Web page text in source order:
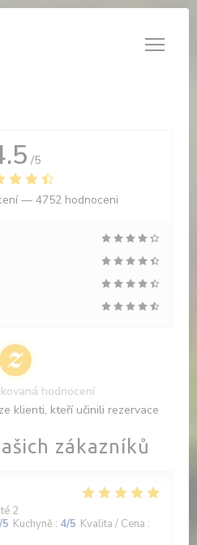
zákazníků
2
/5 Kuchyně : 4/5 Kvalita / Cena :
/5
— 4752 hodnoceni
hodnocení
klienti, kteří učinili rezervace